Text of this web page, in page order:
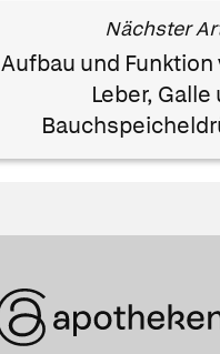
Nächster
Aufbau und Funktion
Leber, Galle